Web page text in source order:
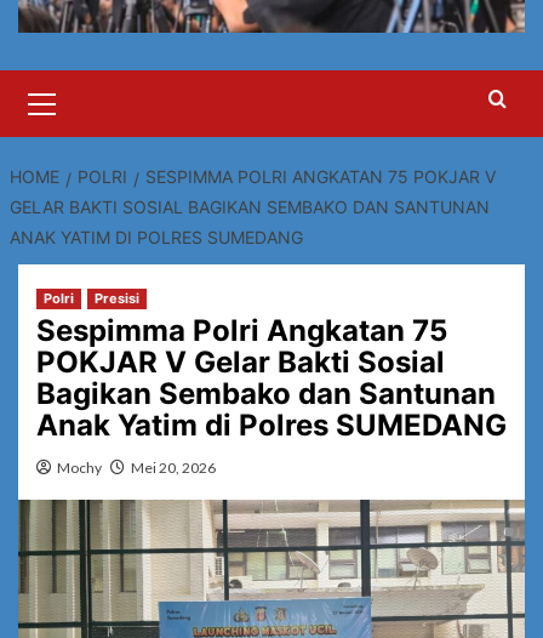
Menu
HOME POLRI
SESPIMMA POLRI ANGKATAN 75 POKJAR V
GELAR BAKTI SOSIAL BAGIKAN SEMBAKO DAN SANTUNAN
ANAK YATIM DI POLRES SUMEDANG
Polri Presisi
Sespimma Polri Angkatan 75
POKJAR V Gelar Bakti Sosial
Bagikan Sembako dan Santunan
Anak Yatim di Polres SUMEDANG
Mochy Mei 20, 2026